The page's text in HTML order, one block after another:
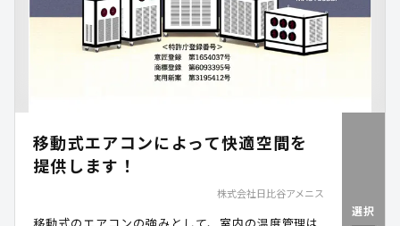
移動式エアコンによって快適空間を
提供します！
株式会社日比谷アメニス
選択